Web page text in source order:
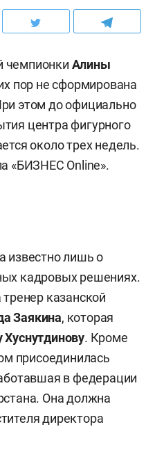
чемпионки Алины
пор не сформирована
этом до официально
центра фигурного
около трех недель.
«БИЗНЕС Online».
известно лишь о
кадровых решениях.
казанской
Заякина, которая
Хуснутдинову. Кроме
присоединилась
в федерации
Она должна
директора